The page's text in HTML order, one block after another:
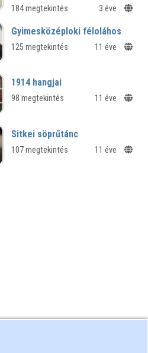
A becstelen könyv és a könyv
epigrammaköltészetben
184 megtekintés 3 éve
Gyimesközéploki féloláhos
125 megtekintés 11 éve
1914 hangjai
98 megtekintés 11 éve
Sitkei söprűtánc
107 megtekintés 11 éve